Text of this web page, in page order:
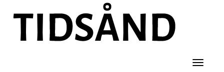
hovedinnhold
Toggle